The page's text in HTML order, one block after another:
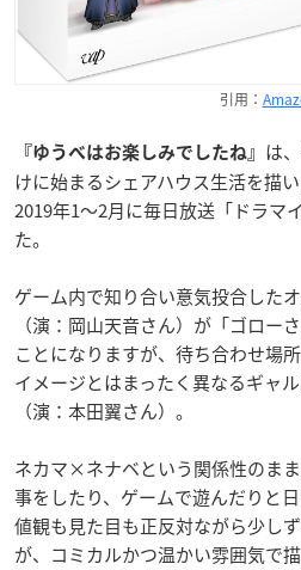
引用：
『ゆうべはお楽しみでしたね』 は
けに始まるシェアハウス生活を描
2019年1～2月に毎日放送「ドラマ
た。
ゲーム内で知り合い意気投合した
（演：岡山天音さん）が「ゴロー
ことになりますが、待ち合わせ場
イメージとはまったく異なるギャ
（演：本田翼さん）。
ネカマ×ネナベという関係性のま
事をしたり、ゲームで遊んだりと
値観も見た目も正反対ながら少し
が、コミカルかつ温かい雰囲気で描